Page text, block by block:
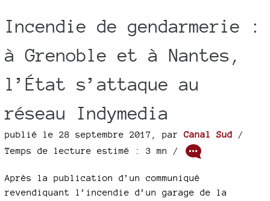
Incendie de gendarmerie :
à Grenoble et à Nantes,
l’État s’attaque au
réseau Indymedia
publié le 28 septembre 2017 parCanal Sud /
Temps de lecture estimé : 3 mn /
Après la publication d’un communiqué
revendiquant l’incendie d’un garage de la